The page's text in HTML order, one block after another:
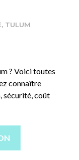
, TULUM
? Voici toutes
connaître
sécurité, coût